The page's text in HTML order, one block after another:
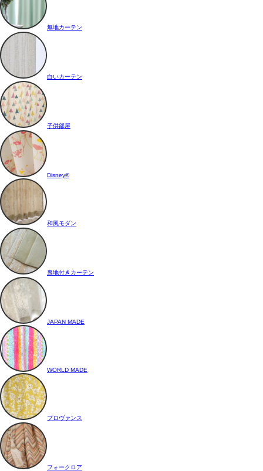
無地カーテン
白いカーテン
子供部屋
Disney®
和風モダン
裏地付きカーテン
JAPAN MADE
WORLD MADE
プロヴァンス
フォークロア